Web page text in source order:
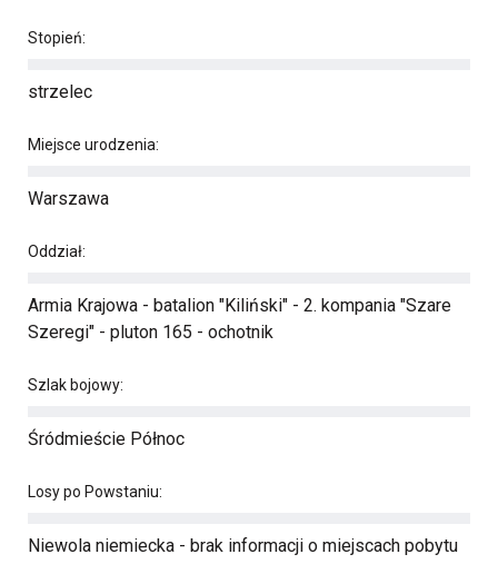
Stopień:
strzelec
Miejsce urodzenia:
Warszawa
Oddział:
Armia Krajowa - batalion "Kiliński" - 2. kompania "Szare
Szeregi" - pluton 165 - ochotnik
Szlak bojowy:
Śródmieście Północ
Losy po Powstaniu:
Niewola niemiecka - brak informacji o miejscach pobytu